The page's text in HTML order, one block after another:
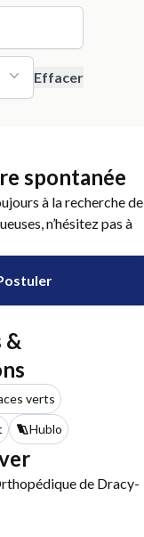
Effacer
spontanée
à la recherche de
n’hésitez pas à
&
verts
Hublo